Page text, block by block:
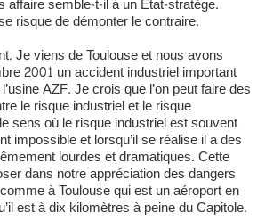
risque de démonter le contraire.
Je viens de Toulouse et nous avons
2001 un accident industriel important
AZF. Je crois que l’on peut faire des
le risque industriel et le risque
sens où le risque industriel est souvent
impossible et lorsqu’il se réalise il a des
lourdes et dramatiques. Cette
dans notre appréciation des dangers
à Toulouse qui est un aéroport en
est à dix kilomètres à peine du Capitole.